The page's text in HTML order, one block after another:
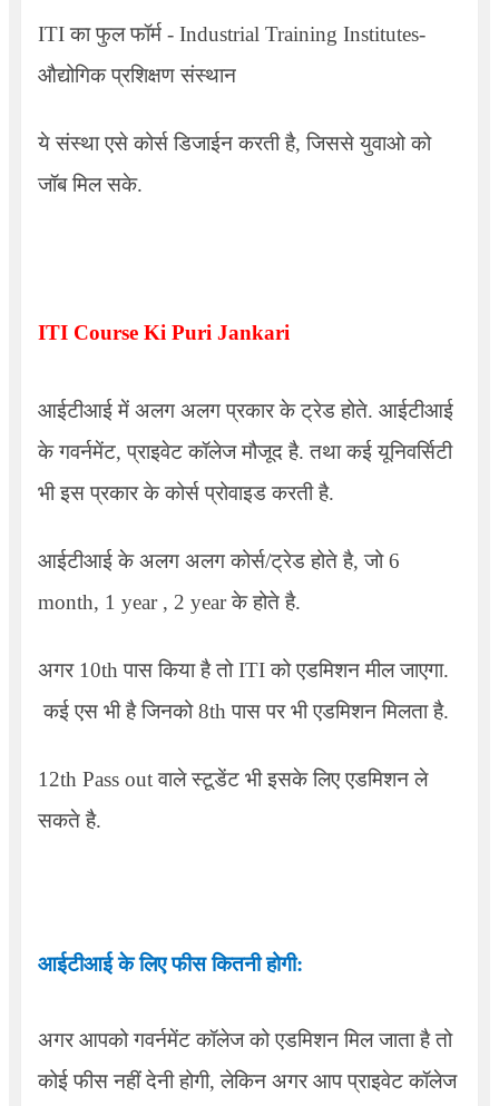
ITIका फुल फॉर्म - Industrial Training Institutes-
औद्योगिक प्रशिक्षण संस्थान
ये संस्था एसे कोर्स डिजाईन करती है,जिससे युवाओ को
जॉब मिल सके.
ITI Course Ki Puri Jankari
आईटीआई में अलग अलग प्रकार के ट्रेड होते. आईटीआई
के गवर्नमेंट,प्राइवेट कॉलेज मौजूद है. तथा कई यूनिवर्सिटी
भी इस प्रकार के कोर्स प्रोवाइड करती है.
आईटीआई के अलग अलग कोर्स/ट्रेड होते है,जो6
month, 1 year , 2 yearके होते है.
अगर10thपास किया है तोITIको एडमिशन मील जाएगा.
कई एस भी है जिनको8thपास पर भी एडमिशन मिलता है.
12th Pass outवाले स्टूडेंट भी इसके लिए एडमिशन ले
सकते है.
आईटीआई के लिए फीस कितनी होगी:
अगर आपको गवर्नमेंट कॉलेज को एडमिशन मिल जाता है तो
कोई फीस नहीं देनी होगी,लेकिन अगर आप प्राइवेट कॉलेज